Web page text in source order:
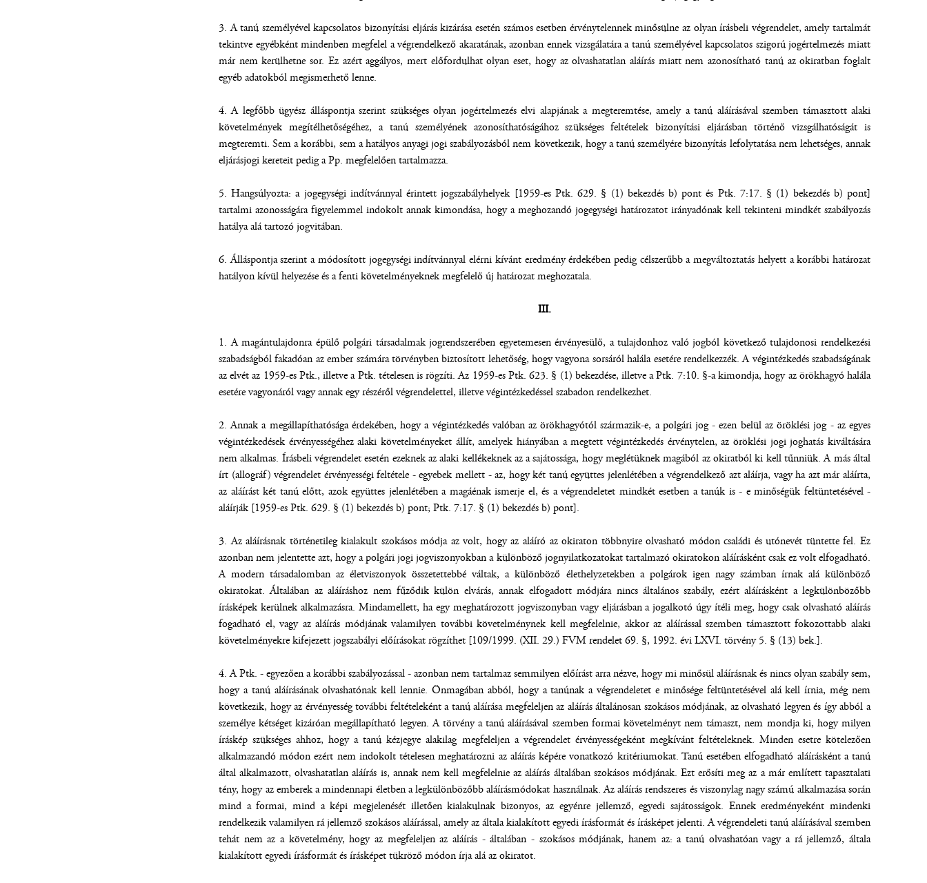
3. A tanú személyével kapcsolatos bizonyítási eljárás kizárása esetén számos esetben érvénytelennek minősülne az olyan írásbeli végrendelet, amely tartalmát
tekintve egyébként mindenben megfelel a végrendelkező akaratának, azonban ennek vizsgálatára a tanú személyével kapcsolatos szigorú jogértelmezés miatt
már nem kerülhetne sor. Ez azért aggályos, mert előfordulhat olyan eset, hogy az olvashatatlan aláírás miatt nem azonosítható tanú az okiratban foglalt
egyéb adatokból megismerhető lenne.
4. A legfőbb ügyész álláspontja szerint szükséges olyan jogértelmezés elvi alapjának a megteremtése, amely a tanú aláírásával szemben támasztott alaki
követelmények megítélhetőségéhez, a tanú személyének azonosíthatóságához szükséges feltételek bizonyítási eljárásban történő vizsgálhatóságát is
megteremti. Sem a korábbi, sem a hatályos anyagi jogi szabályozásból nem következik, hogy a tanú személyére bizonyítás lefolytatása nem lehetséges, annak
eljárásjogi kereteit pedig a Pp. megfelelően tartalmazza.
5. Hangsúlyozta: a jogegységi indítvánnyal érintett jogszabályhelyek [1959-es Ptk. 629. § (1) bekezdés b) pont és Ptk. 7:17. § (1) bekezdés b) pont]
tartalmi azonosságára figyelemmel indokolt annak kimondása, hogy a meghozandó jogegységi határozatot irányadónak kell tekinteni mindkét szabályozás
hatálya alá tartozó jogvitában.
6. Álláspontja szerint a módosított jogegységi indítvánnyal elérni kívánt eredmény érdekében pedig célszerűbb a megváltoztatás helyett a korábbi határozat
hatályon kívül helyezése és a fenti követelményeknek megfelelő új határozat meghozatala.
III.
1. A magántulajdonra épülő polgári társadalmak jogrendszerében egyetemesen érvényesülő, a tulajdonhoz való jogból következő tulajdonosi rendelkezési
szabadságból fakadóan az ember számára törvényben biztosított lehetőség, hogy vagyona sorsáról halála esetére rendelkezzék. A végintézkedés szabadságának
az elvét az 1959-es Ptk., illetve a Ptk. tételesen is rögzíti. Az 1959-es Ptk. 623. § (1) bekezdése, illetve a Ptk. 7:10. §-a kimondja, hogy az örökhagyó halála
esetére vagyonáról vagy annak egy részéről végrendelettel, illetve végintézkedéssel szabadon rendelkezhet.
2. Annak a megállapíthatósága érdekében, hogy a végintézkedés valóban az örökhagyótól származik-e, a polgári jog - ezen belül az öröklési jog - az egyes
végintézkedések érvényességéhez alaki követelményeket állít, amelyek hiányában a megtett végintézkedés érvénytelen, az öröklési jogi joghatás kiváltására
nem alkalmas. Írásbeli végrendelet esetén ezeknek az alaki kellékeknek az a sajátossága, hogy meglétüknek magából az okiratból ki kell tűnniük. A más által
írt (allográf) végrendelet érvényességi feltétele - egyebek mellett - az, hogy két tanú együttes jelenlétében a végrendelkező azt aláírja, vagy ha azt már aláírta,
az aláírást két tanú előtt, azok együttes jelenlétében a magáénak ismerje el, és a végrendeletet mindkét esetben a tanúk is - e minőségük feltüntetésével -
aláírják [1959-es Ptk. 629. § (1) bekezdés b) pont; Ptk. 7:17. § (1) bekezdés b) pont].
3. Az aláírásnak történetileg kialakult szokásos módja az volt, hogy az aláíró az okiraton többnyire olvasható módon családi és utónevét tüntette fel. Ez
azonban nem jelentette azt, hogy a polgári jogi jogviszonyokban a különböző jognyilatkozatokat tartalmazó okiratokon aláírásként csak ez volt elfogadható.
A modern társadalomban az életviszonyok összetettebbé váltak, a különböző élethelyzetekben a polgárok igen nagy számban írnak alá különböző
okiratokat. Általában az aláíráshoz nem fűződik külön elvárás, annak elfogadott módjára nincs általános szabály, ezért aláírásként a legkülönbözőbb
írásképek kerülnek alkalmazásra. Mindamellett, ha egy meghatározott jogviszonyban vagy eljárásban a jogalkotó úgy ítéli meg, hogy csak olvasható aláírás
fogadható el, vagy az aláírás módjának valamilyen további követelménynek kell megfelelnie, akkor az aláírással szemben támasztott fokozottabb alaki
követelményekre kifejezett jogszabályi előírásokat rögzíthet [109/1999. (XII. 29.) FVM rendelet 69. §, 1992. évi LXVI. törvény 5. § (13) bek.].
4. A Ptk. - egyezően a korábbi szabályozással - azonban nem tartalmaz semmilyen előírást arra nézve, hogy mi minősül aláírásnak és nincs olyan szabály sem,
hogy a tanú aláírásának olvashatónak kell lennie. Önmagában abból, hogy a tanúnak a végrendeletet e minősége feltüntetésével alá kell írnia, még nem
következik, hogy az érvényesség további feltételeként a tanú aláírása megfeleljen az aláírás általánosan szokásos módjának, az olvasható legyen és így abból a
személye kétséget kizáróan megállapítható legyen. A törvény a tanú aláírásával szemben formai követelményt nem támaszt, nem mondja ki, hogy milyen
íráskép szükséges ahhoz, hogy a tanú kézjegye alakilag megfeleljen a végrendelet érvényességeként megkívánt feltételeknek. Minden esetre kötelezően
alkalmazandó módon ezért nem indokolt tételesen meghatározni az aláírás képére vonatkozó kritériumokat. Tanú esetében elfogadható aláírásként a tanú
által alkalmazott, olvashatatlan aláírás is, annak nem kell megfelelnie az aláírás általában szokásos módjának. Ezt erősíti meg az a már említett tapasztalati
tény, hogy az emberek a mindennapi életben a legkülönbözőbb aláírásmódokat használnak. Az aláírás rendszeres és viszonylag nagy számú alkalmazása során
mind a formai, mind a képi megjelenését illetően kialakulnak bizonyos, az egyénre jellemző, egyedi sajátosságok. Ennek eredményeként mindenki
rendelkezik valamilyen rá jellemző szokásos aláírással, amely az általa kialakított egyedi írásformát és írásképet jelenti. A végrendeleti tanú aláírásával szemben
tehát nem az a követelmény, hogy az megfeleljen az aláírás - általában - szokásos módjának, hanem az: a tanú olvashatóan vagy a rá jellemző, általa
kialakított egyedi írásformát és írásképet tükröző módon írja alá az okiratot.